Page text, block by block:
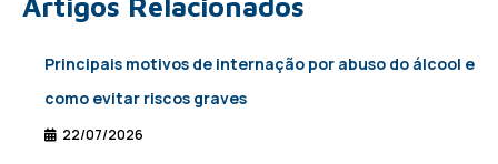
Artigos Relacionados
Principais motivos de internação por abuso do álcool e
como evitar riscos graves
22/07/2026